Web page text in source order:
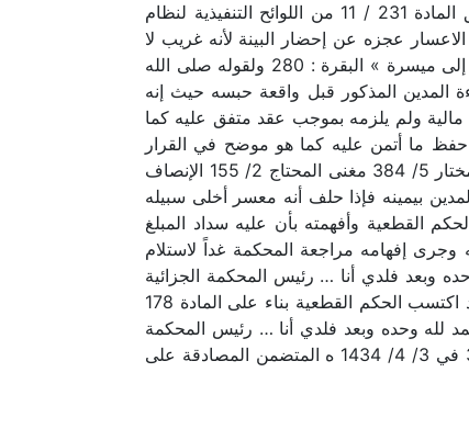
المرافعات الشرعية ولم يظهر للمحكمة وجود أموال لمدعي الإعسار كما تم حبس مدعي الإعسار استظهاراً لحالة وفق المادة 231 / 11 من اللوائح التنفيذية لنظام
عجزه عن إحضار البينة لأنه غريب لا
يعرفه أحد كما أنه سجين منذ خمس سنوات تقريبا كما هو موضح في المعاملة ولقوله تعالى «وإن كان ذو عسرة فنظرة إلى ميسرة » البقرة : 280 ولقوله صلى الله
المدين المذكور قبل واقعة حبسه حيث إنه
ولم يلزمه بموجب عقد متفق عليه كما
حفظ ما أتمن عليه كما هو موضح في القرار
والصك الشرعي المشار لهما في جلسة سابقة ولما ذهب إليه جمهور العلماء من الحنفية والشافعية والحنابلة انظر رد المختار 5/ 384 مغنى المحتاج 2/ 155 الإنصاف
بيمينه فإذا حلف أنه معسر أخلى سبيله
القطعية وأفهمته بأن عليه سداد المبلغ
إفهامه مراجعة المحكمة غداً لاستلام
وبعد فلدي أنا … رئيس المحكمة الجزائية
بمحافظة القطيف فقد انتهت المهلة المقررة نظاماً لتقديم الاعتراض دون تقديم المعترض أو من يمثله اعتراضه عليه فقد اكتسب الحكم القطعية بناء على المادة 178
وصحبه وسلم . الحمد لله وحده وبعد فلدي أنا … رئيس المحكمة
الجزائية بمحافظة القطيف فقد عادت المعاملة من محكمة الاستئناف بالمنطقة الشرقية وبرفقها القرار رقم 34178584 في 3/ 4/ 1434 ه المتضمن المصادقة على